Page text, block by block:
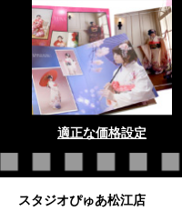
適正な価格設定
スタジオぴゅあ松江店